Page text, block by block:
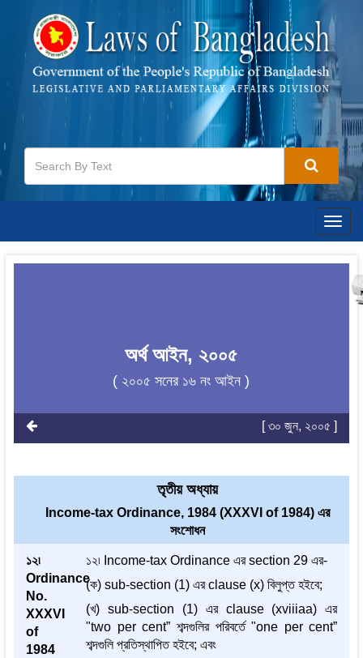
অর্থ আইন, ২০০৫
( ২০০৫ সনের ১৬ নং আইন )
[ ৩০ জুন, ২০০৫ ]
তৃতীয় অধ্যায়
Income-tax Ordinance, 1984 (XXXVI of 1984) এর
সংশোধন
১২৷
Ordinance
No.
XXXVI
of
1984
১২৷ Income-tax Ordinance এর section 29 এর-
(ক) sub-section (1) এর clause (x) বিলুপ্ত হইবে;
(খ) sub-section (1) এর clause (xviiiaa) এর
"two per cent” শব্দগুলির পরিবর্তে "one per cent”
শব্দগুলি প্রতিস্থাপিত হইবে; এবং